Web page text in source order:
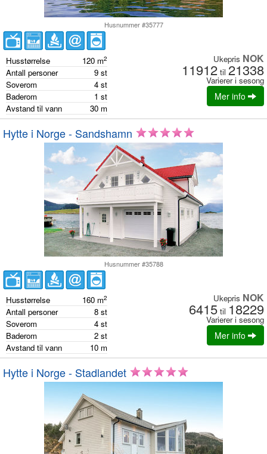
Husnummer #35777
Husstørrelse 120 m2
Antall personer 9 st
Soverom
4 st
Baderom
1 st
Avstand til vann
30 m
Ukepris NOK
11912 til 21338
Varierer i sesong
Mer info
Hytte i Norge - Sandshamn
Husnummer #35788
Husstørrelse 160 m2
Antall personer 8 st
Soverom
4 st
Baderom
2 st
Avstand til vann
10 m
Ukepris NOK
6415 til 18229
Varierer i sesong
Mer info
Hytte i Norge - Stadlandet